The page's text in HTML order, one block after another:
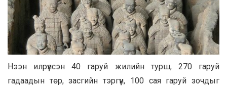
Нээн илрүүлсэн 40 гаруй жилийн турш, 270 гаруй
гадаадын төр, засгийн тэргүүн, 100 сая гаруй зочдыг